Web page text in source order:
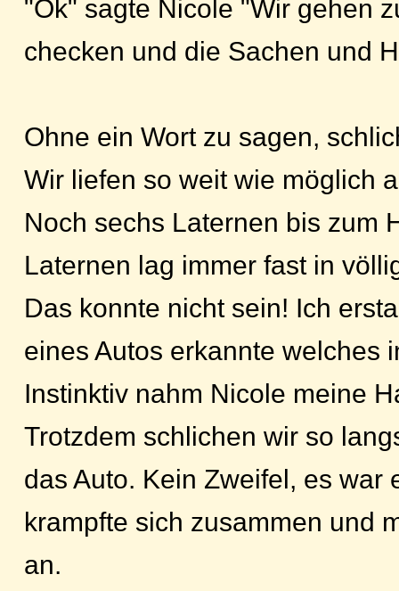
"Ok" sagte Nicole "Wir gehen
checken und die Sachen und
Ohne ein Wort zu sagen,
Wir liefen so weit wie möglich
Noch sechs Laternen bis zum
Laternen lag immer fast in
Das konnte nicht sein! Ich
eines Autos erkannte welches
Instinktiv nahm Nicole meine
Trotzdem schlichen wir so
das Auto. Kein Zweifel, es war
krampfte sich zusammen und
an.